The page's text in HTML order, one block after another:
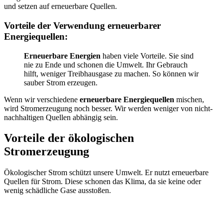
und setzen auf erneuerbare Quellen.
Vorteile der Verwendung erneuerbarer
Energiequellen:
Erneuerbare Energien haben viele Vorteile. Sie sind
nie zu Ende und schonen die Umwelt. Ihr Gebrauch
hilft, weniger Treibhausgase zu machen. So können wir
sauber Strom erzeugen.
Wenn wir verschiedene erneuerbare Energiequellen mischen,
wird Stromerzeugung noch besser. Wir werden weniger von nicht-
nachhaltigen Quellen abhängig sein.
Vorteile der ökologischen
Stromerzeugung
Ökologischer Strom schützt unsere Umwelt. Er nutzt erneuerbare
Quellen für Strom. Diese schonen das Klima, da sie keine oder
wenig schädliche Gase ausstoßen.